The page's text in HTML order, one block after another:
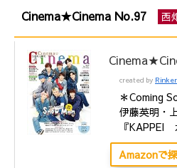
Cinema★Cinema No.97 西
created by Rinker
＊Coming
伊藤英明・
『KAPPEI
Amazonで